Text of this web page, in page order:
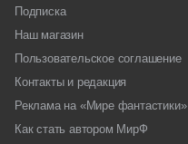
Подписка
Наш магазин
Пользовательское соглашение
Контакты и редакция
Реклама на «Мире фантастики»
Как стать автором МирФ